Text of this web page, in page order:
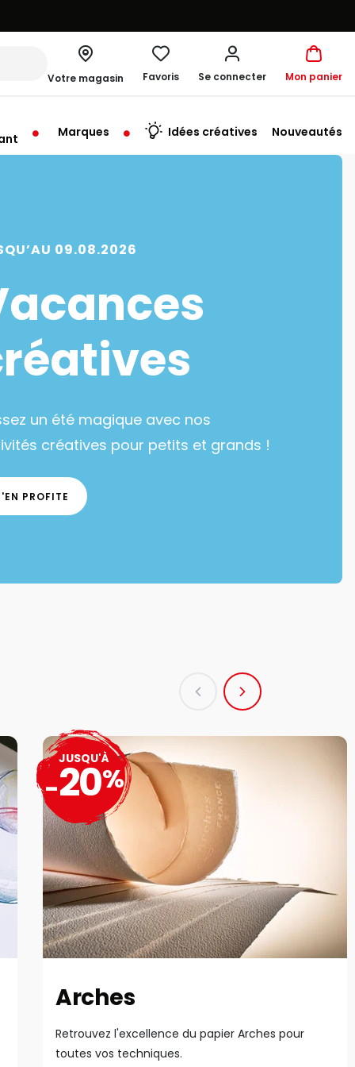
Votre magasin
à 10:00
Favoris Se connecter Mon panier
Marques Idées créatives Nouveautés
09.08.2026
un été magique avec nos
créatives pour petits et grands !
PROFITE
Arches
Retrouvez l'excellence du papier Arches pour
toutes vos techniques.
JUSQU'À
-20%